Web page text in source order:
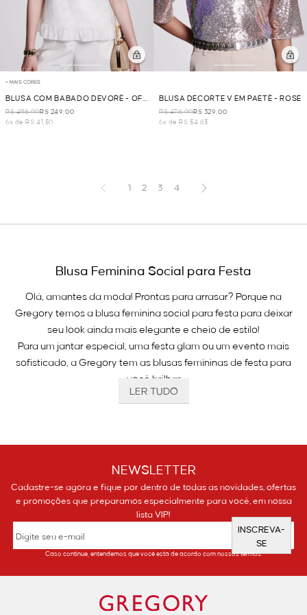
+ MAIS CORES
BLUSA COM BABADO DEVORÊ - OFF
WHITE
R$ 498,00R$ 249,00
6x de R$ 41,50
BLUSA DECORTE V EM PAETÊ - ROSE
R$ 478,00R$ 329,00
6x de R$ 54,83
1 2 3 4
Blusa Feminina Social para Festa
Olá, amantes da moda! Prontas para arrasar? Porque na
Gregory temos a blusa feminina social para festa para deixar
seu look ainda mais elegante e cheio de estilo!
Para um jantar especial, uma festa glam ou um evento mais
sofisticado, a Gregory tem as blusas femininas de festa para
você brilhar
A escolha da calça certa pode transformar seu visual!
Calça de alfaiataria – O match perfeito para um visual
elegante.
Saia midi ou longa – Para mais feminilidade e sofisticação no
Calça flare – Valoriza a silhueta e deixa o look ainda mais
poderoso.
Jeans reto ou skinny – Para um equilíbrio entre o casual e o
LER TUDO
NEWSLETTER
Cadastre-se agora e fique por dentro de todas as novidades, ofertas
e promoções que preparamos especialmente para você, em nossa
lista VIP!
INSCREVA-
SE
Caso continue, entendemos que você está de acordo com nossos termos.